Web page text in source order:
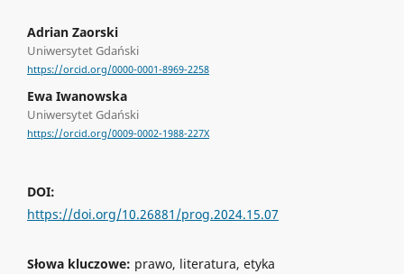
Adrian Zaorski
Uniwersytet Gdański
https://orcid.org/0000-0001-8969-2258
Ewa Iwanowska
Uniwersytet Gdański
https://orcid.org/0009-0002-1988-227X
DOI:
https://doi.org/10.26881/prog.2024.15.07
Słowa kluczowe: prawo, literatura, etyka